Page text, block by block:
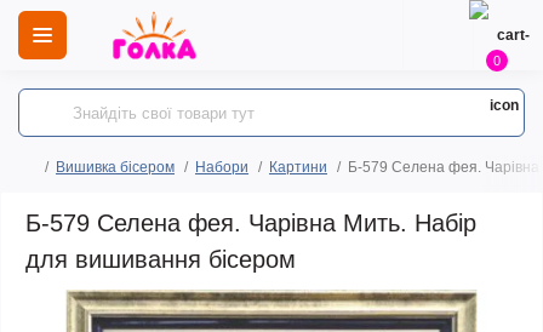
0
Вишивка бісером Набори Картини Б-579 Селена фея.
Б-579 Селена фея. Чарівна Мить. Набір
для вишивання бісером